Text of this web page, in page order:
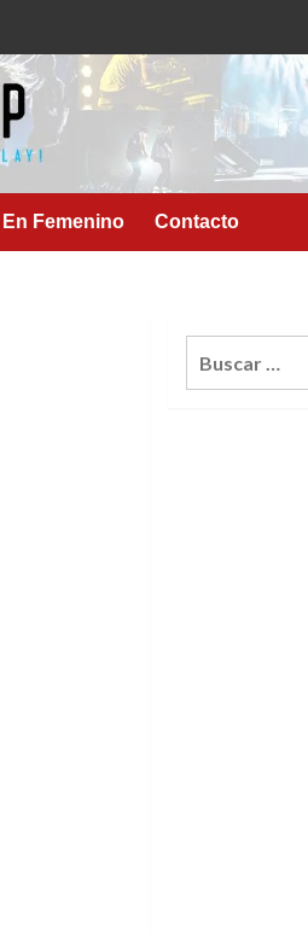
En Femenino Contacto